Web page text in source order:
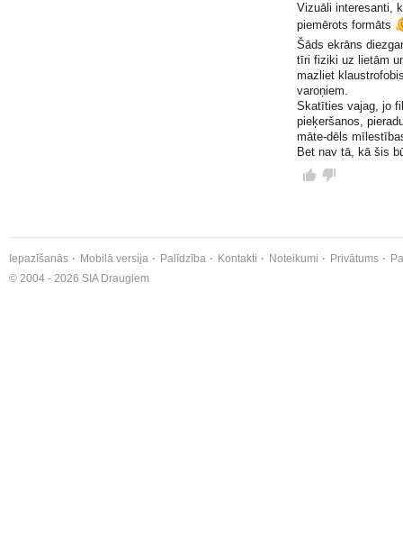
Vizuāli interesanti,
piemērots formāts
Šāds ekrāns
tīri fiziki uz lietām
mazliet
varoņiem.
Skatīties vajag, jo
pieķeršanos,
māte-dēls
Bet nav tā, kā šis
Iepazīšanās Mobilā versija Palīdzība Kontakti Noteikumi Privātums
© 2004 - 2026 SIA Draugiem